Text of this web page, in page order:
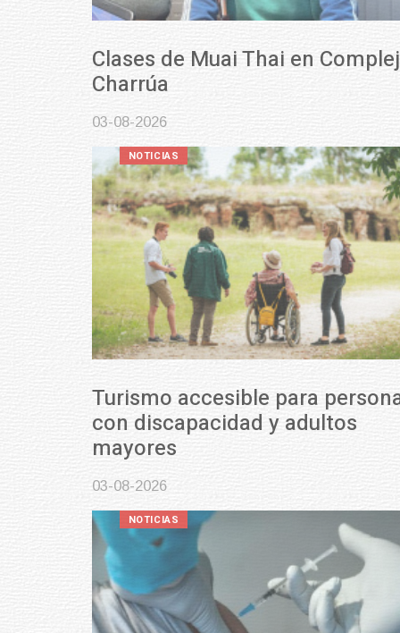
Clases de Muai Thai en Complejo
Charrúa
03-08-2026
Turismo accesible para personas
con discapacidad y adultos
mayores
03-08-2026
NOTICIAS
NOTICIAS